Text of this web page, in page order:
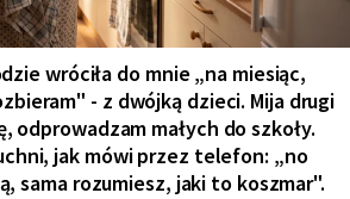
wróciła do mnie „na miesiąc,
- z dwójką dzieci. Mija drugi
odprowadzam małych do szkoły.
jak mówi przez telefon: „no
sama rozumiesz, jaki to koszmar".